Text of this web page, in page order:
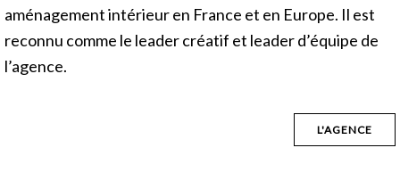
aménagement intérieur en France et en Europe. Il est
reconnu comme le leader créatif et leader d’équipe de
l’agence.
L'AGENCE